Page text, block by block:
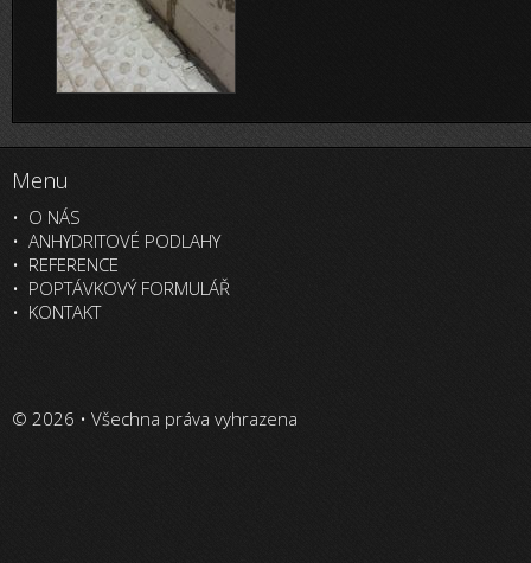
Menu
O NÁS
ANHYDRITOVÉ PODLAHY
REFERENCE
POPTÁVKOVÝ FORMULÁŘ
KONTAKT
© 2026 • Všechna práva vyhrazena